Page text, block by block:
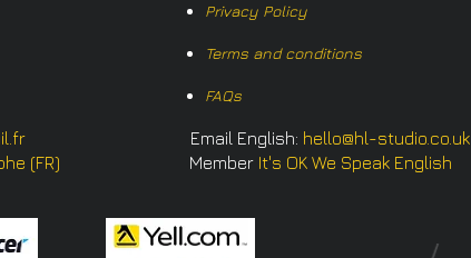
Privacy Policy
Terms and conditions
FAQs
Email English: hello@hl-studio.co.uk
(FR) Member It's OK We Speak English